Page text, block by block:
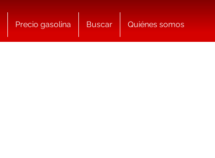
Precio gasolina Buscar Quiénes somos